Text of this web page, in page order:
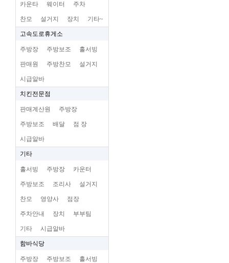
카운타 웨이터 주차
찬모 설거지 장치 기타~
고속도로휴게소
주방장 주방보조 홀서빙
판매원 주방찬모 설거지
시급알바
치킨전문점
판매계산원 주방장
주방보조 배달 점 장
시급알바
기타
홀서빙 주방장 카운터
주방보조 조리사 설거지
찬모 영양사 점장
주차안내 장치 부부팀
기타 시급알바
함바식당
주방장 주방보조 홀서빙